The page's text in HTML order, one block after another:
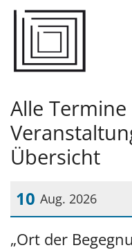
Zum Inhalt springen
Alle
Übersicht
10 Aug. 2026
Datum: 10. August
„Ort der